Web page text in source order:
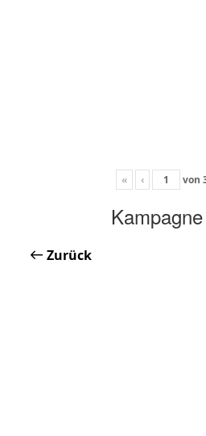
« ‹ von
Zurück